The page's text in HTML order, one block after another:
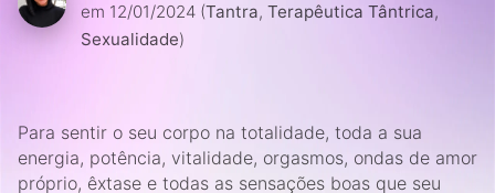
em 12/01/2024 (Tantra, Terapêutica Tântrica,
Sexualidade)
Para sentir o seu corpo na totalidade, toda a sua
energia, potência, vitalidade, orgasmos, ondas de amor
próprio, êxtase e todas as sensações boas que seu